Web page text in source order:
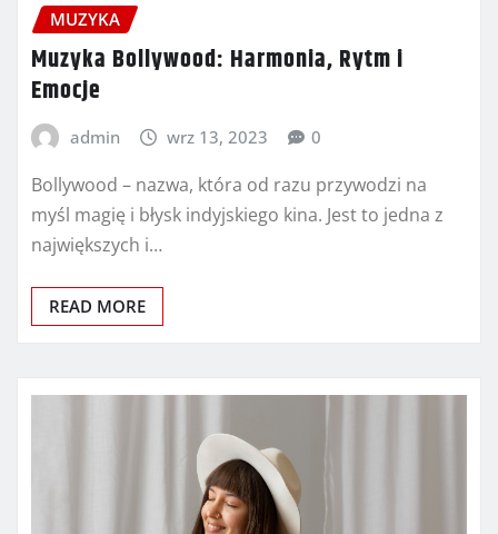
MUZYKA
Muzyka Bollywood: Harmonia, Rytm i
Emocje
admin wrz 13, 2023 0
Bollywood – nazwa, która od razu przywodzi na
myśl magię i błysk indyjskiego kina. Jest to jedna z
największych i…
READ MORE